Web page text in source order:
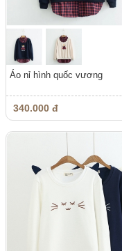
Áo nỉ hình quốc vương
340.000 đ